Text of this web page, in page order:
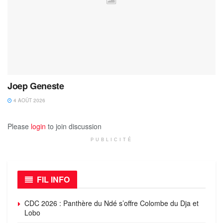
Joep Geneste
4 AOÛT 2026
Please login to join discussion
PUBLICITÉ
FIL INFO
CDC 2026 : Panthère du Ndé s’offre Colombe du Dja et
Lobo